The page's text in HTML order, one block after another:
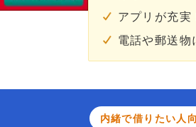
アプリが充実
電話や郵送物
内緒で借りたい人